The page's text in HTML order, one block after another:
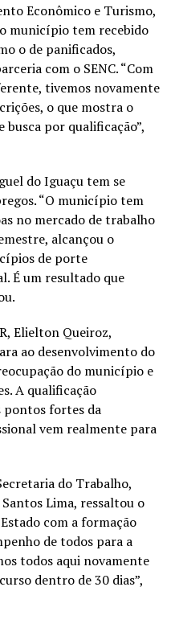
Econômico e Turismo,
município tem recebido
o de panificados,
com o SENC. “Com
tivemos novamente
o que mostra o
por qualificação”,
do Iguaçu tem se
“O município tem
no mercado de trabalho
alcançou o
de porte
É um resultado que
Elielton Queiroz,
ao desenvolvimento do
do município e
A qualificação
pontos fortes da
vem realmente para
do Trabalho,
Lima, ressaltou o
com a formação
de todos para a
todos aqui novamente
dentro de 30 dias”,